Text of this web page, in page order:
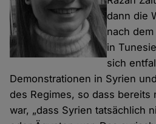
dann die
nach
in
sich
Demonstrationen in Syrien
des Regimes, so dass bereits
war, „dass Syrien tatsächlich